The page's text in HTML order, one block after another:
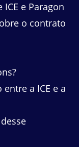
e Paragon
o contrato
a ICE e a